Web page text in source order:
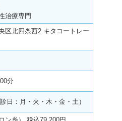
治療専門
区北四条西2 キタコートレー
分
日：月・火・木・金・土）